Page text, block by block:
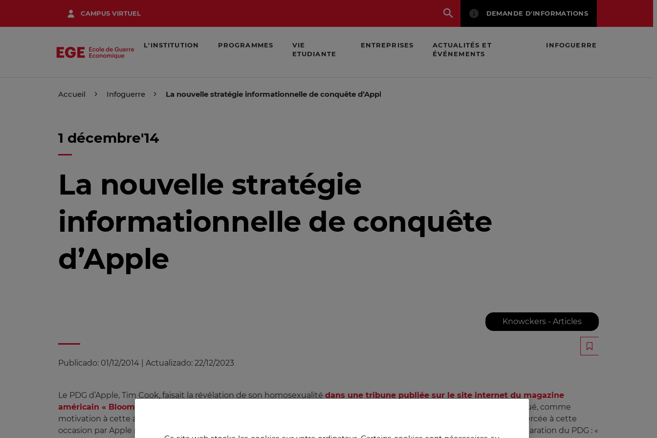
contenu
CAMPUS VIRTUEL DEMANDE D'INFORMATIONS
L'INSTITUTION PROGRAMMES
VIE
ETUDIANTE
ENTREPRISES
ACTUALITÉS ET
ÉVÉNEMENTS
INFOGUERRE
Accueil Infoguerre La nouvelle stratégie informationnelle de conquête d’Apple
1 décembre'14
La nouvelle stratégie
informationnelle de conquête
d’Apple
Knowckers - Articles
Publicado: 01/12/2014 Actualizado: 22/12/2023
Le PDG d’Apple, Tim Cook, faisait la révélation de son homosexualité dans une tribune publiée sur le site internet du magazine
américain « Bloomerg BusinessWeek »
le 30 octobre dernier. Se défendant de toute démarche militante, il a revendiqué, comme
motivation à cette annonce publique, la volonté d’« aider », d’« apporter du soutien » et d’« inspirer ». La manipulation exercée à cette
occasion par Apple ne réside pas tant dans le recours cynique à certains termes (ne faut-il pas davantage lire dans la déclaration du PDG : «